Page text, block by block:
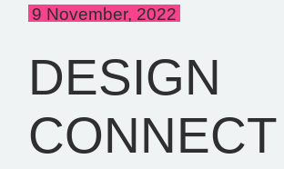
9 November, 2022
DESIGN